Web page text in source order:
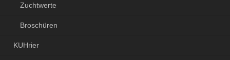
Zuchtwerte
Broschüren
KUHrier